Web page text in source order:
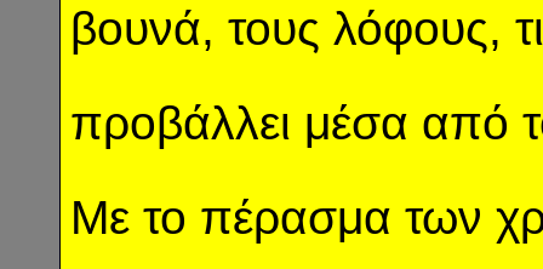
βουνά, τους λόφους,
προβάλλει μέσα από
Με το πέρασμα των